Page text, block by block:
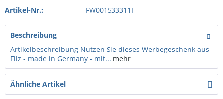
Artikel-Nr.: FW001533311I
Beschreibung
Artikelbeschreibung Nutzen Sie dieses Werbegeschenk aus
Filz - made in Germany - mit... mehr
Ähnliche Artikel